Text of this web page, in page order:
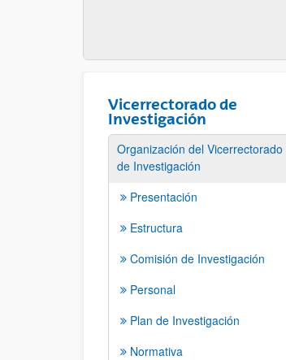
Vicerrectorado de
Investigación
Organización del Vicerrectorado
de Investigación
Presentación
Estructura
Comisión de Investigación
Personal
Plan de Investigación
Normativa